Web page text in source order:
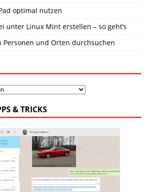
optimal nutzen
unter Linux Mint erstellen – so geht’s
Personen und Orten durchsuchen
& TRICKS